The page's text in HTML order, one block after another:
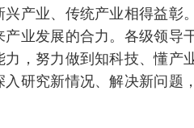
产业、传统产业相得益彰
业发展的合力。各级领导
，努力做到知科技、懂产
研究新情况、解决新问题